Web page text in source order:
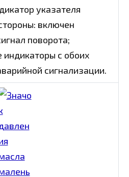
указателя
включен
поворота;
с обоих
сигнализации.